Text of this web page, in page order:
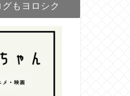
もヨロシク